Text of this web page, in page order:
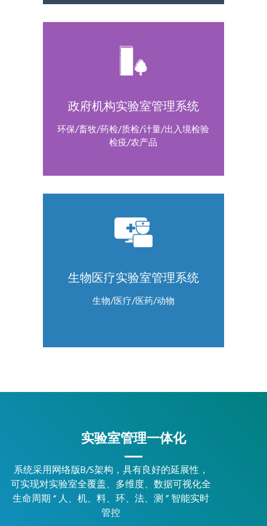
政府机构实验室管理系统
环保/畜牧/药检/质检/计量/出入境检验
检疫/农产品
生物医疗实验室管理系统
生物/医疗/医药/动物
实验室管理一体化
系统采用网络版B/S架构，具有良好的延展性，
可实现对实验室全覆盖、多维度、数据可视化全
生命周期 “ 人、机、料、环、法、测 ” 智能实时
管控